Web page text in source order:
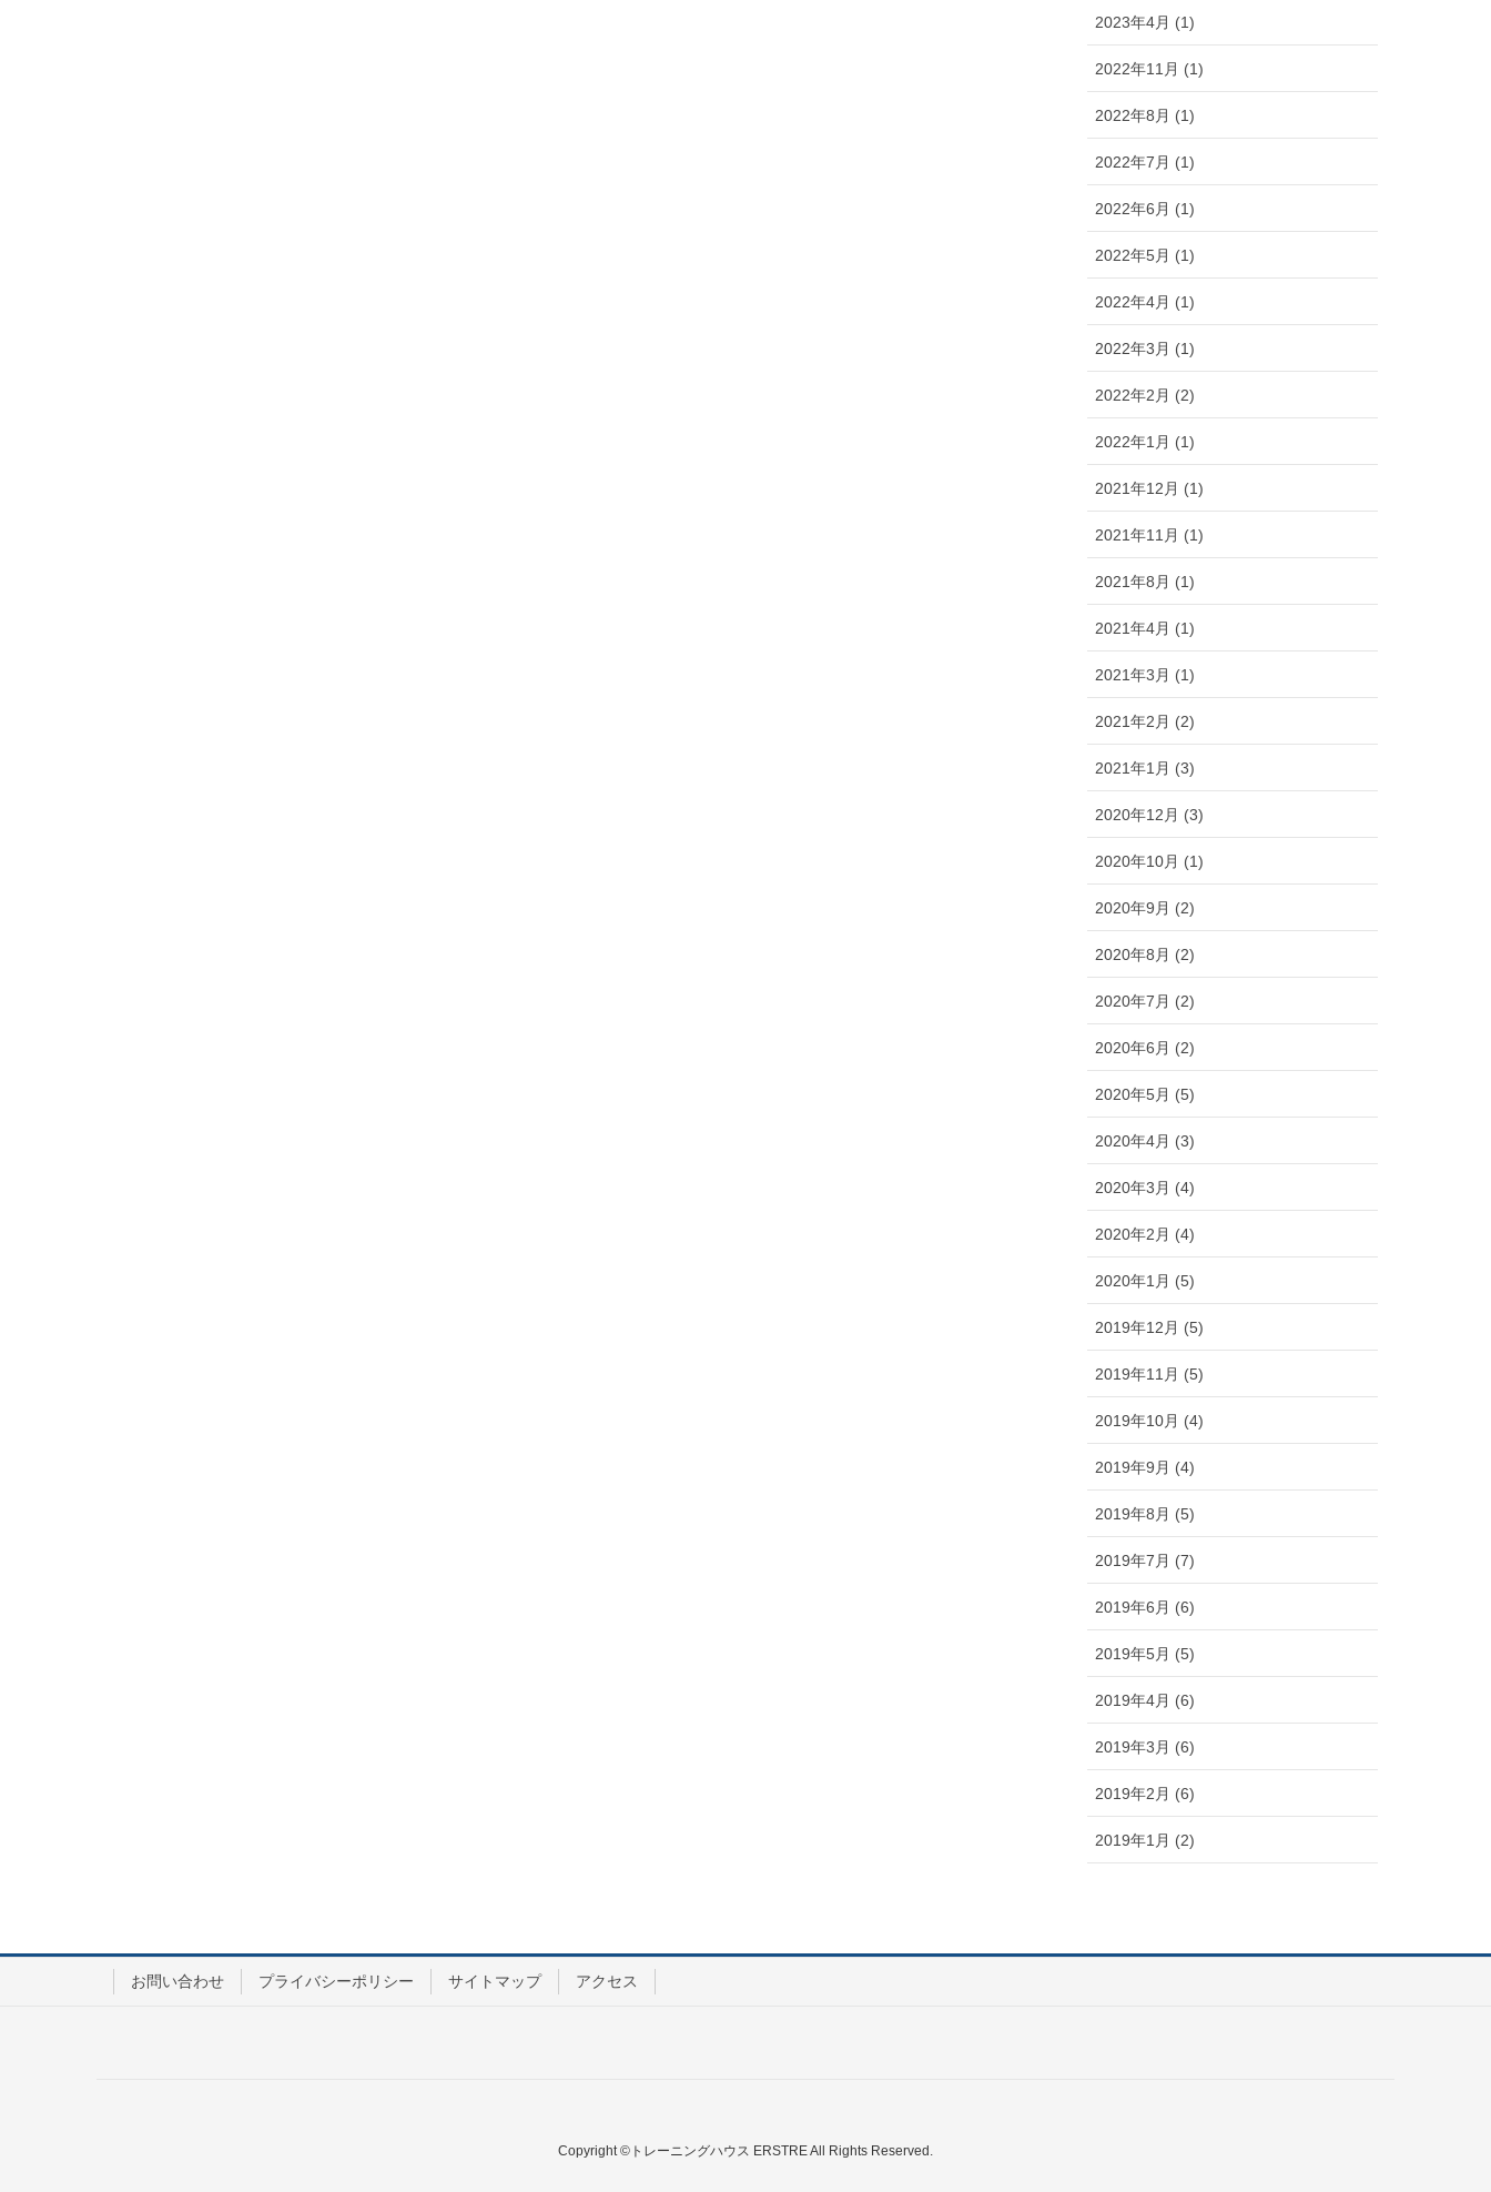
2023年4月 (1)
2022年11月 (1)
2022年8月 (1)
2022年7月 (1)
2022年6月 (1)
2022年5月 (1)
2022年4月 (1)
2022年3月 (1)
2022年2月 (2)
2022年1月 (1)
2021年12月 (1)
2021年11月 (1)
2021年8月 (1)
2021年4月 (1)
2021年3月 (1)
2021年2月 (2)
2021年1月 (3)
2020年12月 (3)
2020年10月 (1)
2020年9月 (2)
2020年8月 (2)
2020年7月 (2)
2020年6月 (2)
2020年5月 (5)
2020年4月 (3)
2020年3月 (4)
2020年2月 (4)
2020年1月 (5)
2019年12月 (5)
2019年11月 (5)
2019年10月 (4)
2019年9月 (4)
2019年8月 (5)
2019年7月 (7)
2019年6月 (6)
2019年5月 (5)
2019年4月 (6)
2019年3月 (6)
2019年2月 (6)
2019年1月 (2)
お問い合わせ プライバシーポリシー サイトマップ アクセス
Copyright ©トレーニングハウス ERSTRE All Rights Reserved.